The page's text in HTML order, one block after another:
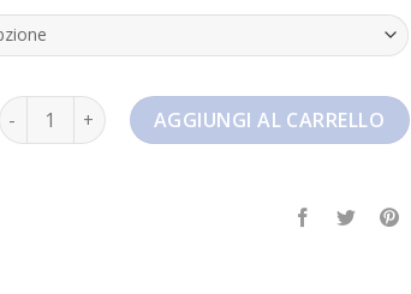
dunk high quantitàAGGIUNGI AL CARRELLO